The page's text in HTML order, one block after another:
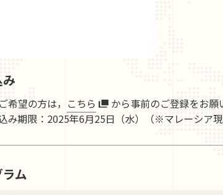
希望の方は， こちら
から事前のご登録をお願
み期限：2025年6月25日（水）（※マレーシア現
ム